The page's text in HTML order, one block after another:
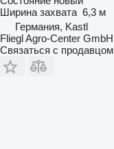
Ширина захвата 6,3 м
Германия, Kastl
Fliegl Agro-Center GmbH
Связаться с продавцом